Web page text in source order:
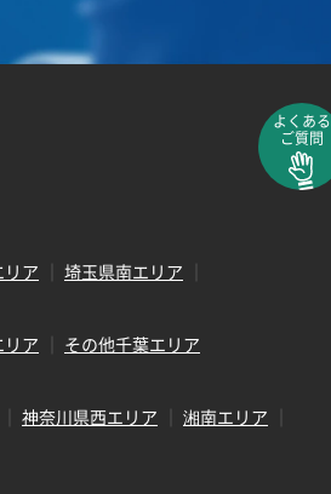
よくある
ご質問
ア
埼玉県南エリア
リア
その他千葉エリア
神奈川県西エリア
湘南エリア